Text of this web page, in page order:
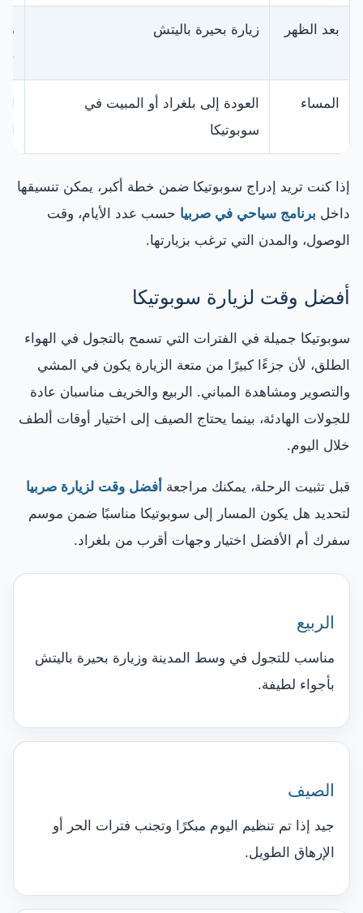
بعد الظهر زيارة بحيرة باليتش
المساء
العودة إلى بلغراد أو المبيت في
سوبوتيكا
إذا كنت تريد إدراج سوبوتيكا ضمن خطة أكبر، يمكن تنسيقها
داخل برنامج سياحي في صربيا حسب عدد الأيام، وقت
الوصول، والمدن التي ترغب بزيارتها.
أفضل وقت لزيارة سوبوتيكا
سوبوتيكا جميلة في الفترات التي تسمح بالتجول في الهواء
الطلق، لأن جزءًا كبيرًا من متعة الزيارة يكون في المشي
والتصوير ومشاهدة المباني. الربيع والخريف مناسبان عادة
للجولات الهادئة، بينما يحتاج الصيف إلى اختيار أوقات ألطف
خلال اليوم.
قبل تثبيت الرحلة، يمكنك مراجعة أفضل وقت لزيارة صربيا
لتحديد هل يكون المسار إلى سوبوتيكا مناسبًا ضمن موسم
سفرك أم الأفضل اختيار وجهات أقرب من بلغراد.
الربيع
مناسب للتجول في وسط المدينة وزيارة بحيرة باليتش
بأجواء لطيفة.
الصيف
جيد إذا تم تنظيم اليوم مبكرًا وتجنب فترات الحر أو
الإرهاق الطويل.